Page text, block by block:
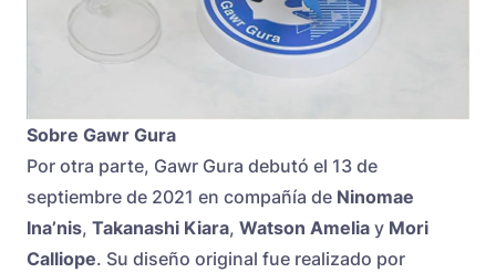
Sobre Gawr Gura
Por otra parte, Gawr Gura debutó el 13 de
septiembre de 2021 en compañía de Ninomae
Ina’nis, Takanashi Kiara, Watson Amelia y Mori
Calliope. Su diseño original fue realizado por